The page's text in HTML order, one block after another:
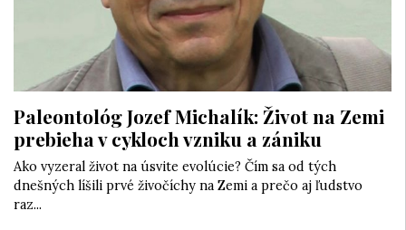
Paleontológ Jozef Michalík: Život na Zemi
prebieha v cykloch vzniku a zániku
Ako vyzeral život na úsvite evolúcie? Čím sa od tých
dnešných líšili prvé živočíchy na Zemi a prečo aj ľudstvo
raz...